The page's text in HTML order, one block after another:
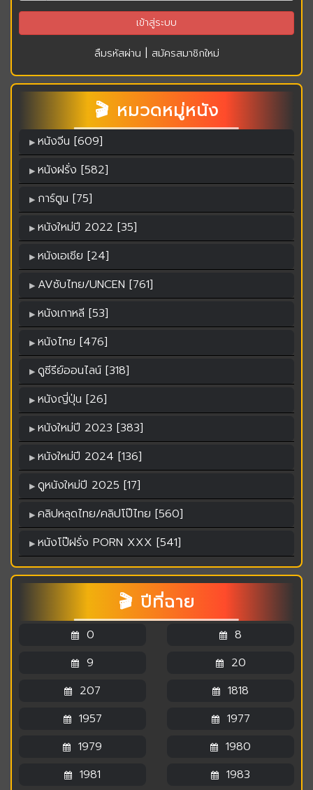
ลืมรหัสผ่าน | สมัครสมาชิกใหม่
🎬 หมวดหมู่หนัง
หนังจีน [609]
หนังฝรั่ง [582]
การ์ตูน [75]
หนังใหม่ปี 2022 [35]
หนังเอเชีย [24]
AVซับไทย/UNCEN [761]
หนังเกาหลี [53]
หนังไทย [476]
ดูซีรีย์ออนไลน์ [318]
หนังญี่ปุ่น [26]
หนังใหม่ปี 2023 [383]
หนังใหม่ปี 2024 [136]
ดูหนังใหม่ปี 2025 [17]
คลิปหลุดไทย/คลิปโป๊ไทย [560]
หนังโป๊ฝรั่ง PORN XXX [541]
🎬 ปีที่ฉาย
0
8
9
20
207
1818
1957
1977
1979
1980
1981
1983